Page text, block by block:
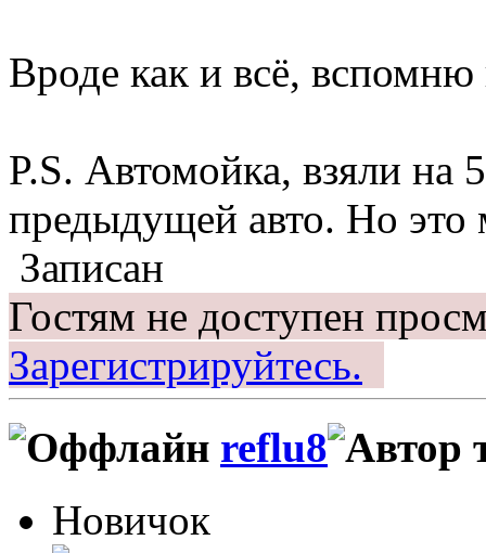
Вроде как и всё,
P.S. Автомойка, взяли на
предыдущей авто. Но
Записан
Гостям не доступен
Зарегистрируйтесь.
reflu8
Новичок